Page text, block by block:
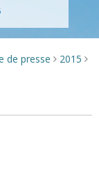
de presse > 2015 >